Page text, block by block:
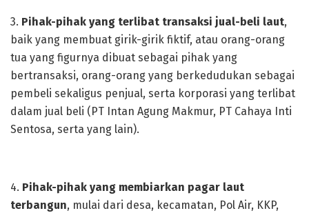
3. Pihak-pihak yang terlibat transaksi jual-beli laut,
baik yang membuat girik-girik fiktif, atau orang-orang
tua yang figurnya dibuat sebagai pihak yang
bertransaksi, orang-orang yang berkedudukan sebagai
pembeli sekaligus penjual, serta korporasi yang terlibat
dalam jual beli (PT Intan Agung Makmur, PT Cahaya Inti
Sentosa, serta yang lain).
4. Pihak-pihak yang membiarkan pagar laut
terbangun, mulai dari desa, kecamatan, Pol Air, KKP,